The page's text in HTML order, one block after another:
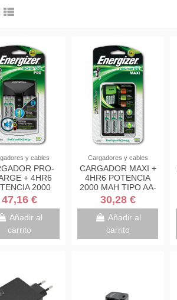
y cables
PRO-
+ 4HR6
2000
TIPO AA-AAA
47,16 €
Añadir al
carrito
Cargadores y cables
CARGADOR MAXI +
4HR6 POTENCIA
2000 MAH TIPO AA-
AAA ENERGIZER
E300321201
30,28 €
Añadir al
carrito